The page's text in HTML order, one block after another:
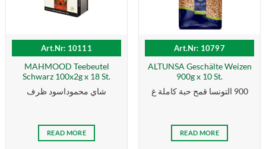
Art.Nr: 10111
MAHMOOD Teebeutel
Schwarz 100x2g x 18 St.
شاي محموداسود ظرف
READ MORE
Art.Nr: 10797
ALTUNSA Geschälte Weizen
900g x 10 St.
900 التونسا قمح حبة كاملة غ
READ MORE